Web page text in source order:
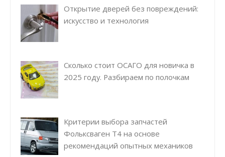
Открытие дверей без повреждений:
искусство и технология
Сколько стоит ОСАГО для новичка в
2025 году. Разбираем по полочкам
Критерии выбора запчастей
Фольксваген Т4 на основе
рекомендаций опытных механиков